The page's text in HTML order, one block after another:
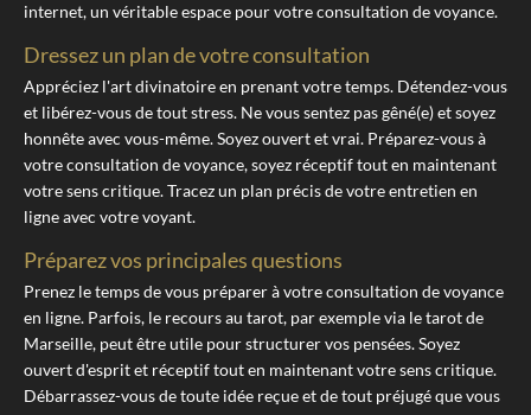
internet, un véritable espace pour votre consultation de voyance.
Dressez un plan de votre consultation
Appréciez l'art divinatoire en prenant votre temps. Détendez-vous
et libérez-vous de tout stress. Ne vous sentez pas gêné(e) et soyez
honnête avec vous-même. Soyez ouvert et vrai. Préparez-vous à
votre consultation de voyance, soyez réceptif tout en maintenant
votre sens critique. Tracez un plan précis de votre entretien en
ligne avec votre voyant.
Préparez vos principales questions
Prenez le temps de vous préparer à votre consultation de voyance
en ligne. Parfois, le recours au tarot, par exemple via le tarot de
Marseille, peut être utile pour structurer vos pensées. Soyez
ouvert d'esprit et réceptif tout en maintenant votre sens critique.
Débarrassez-vous de toute idée reçue et de tout préjugé que vous